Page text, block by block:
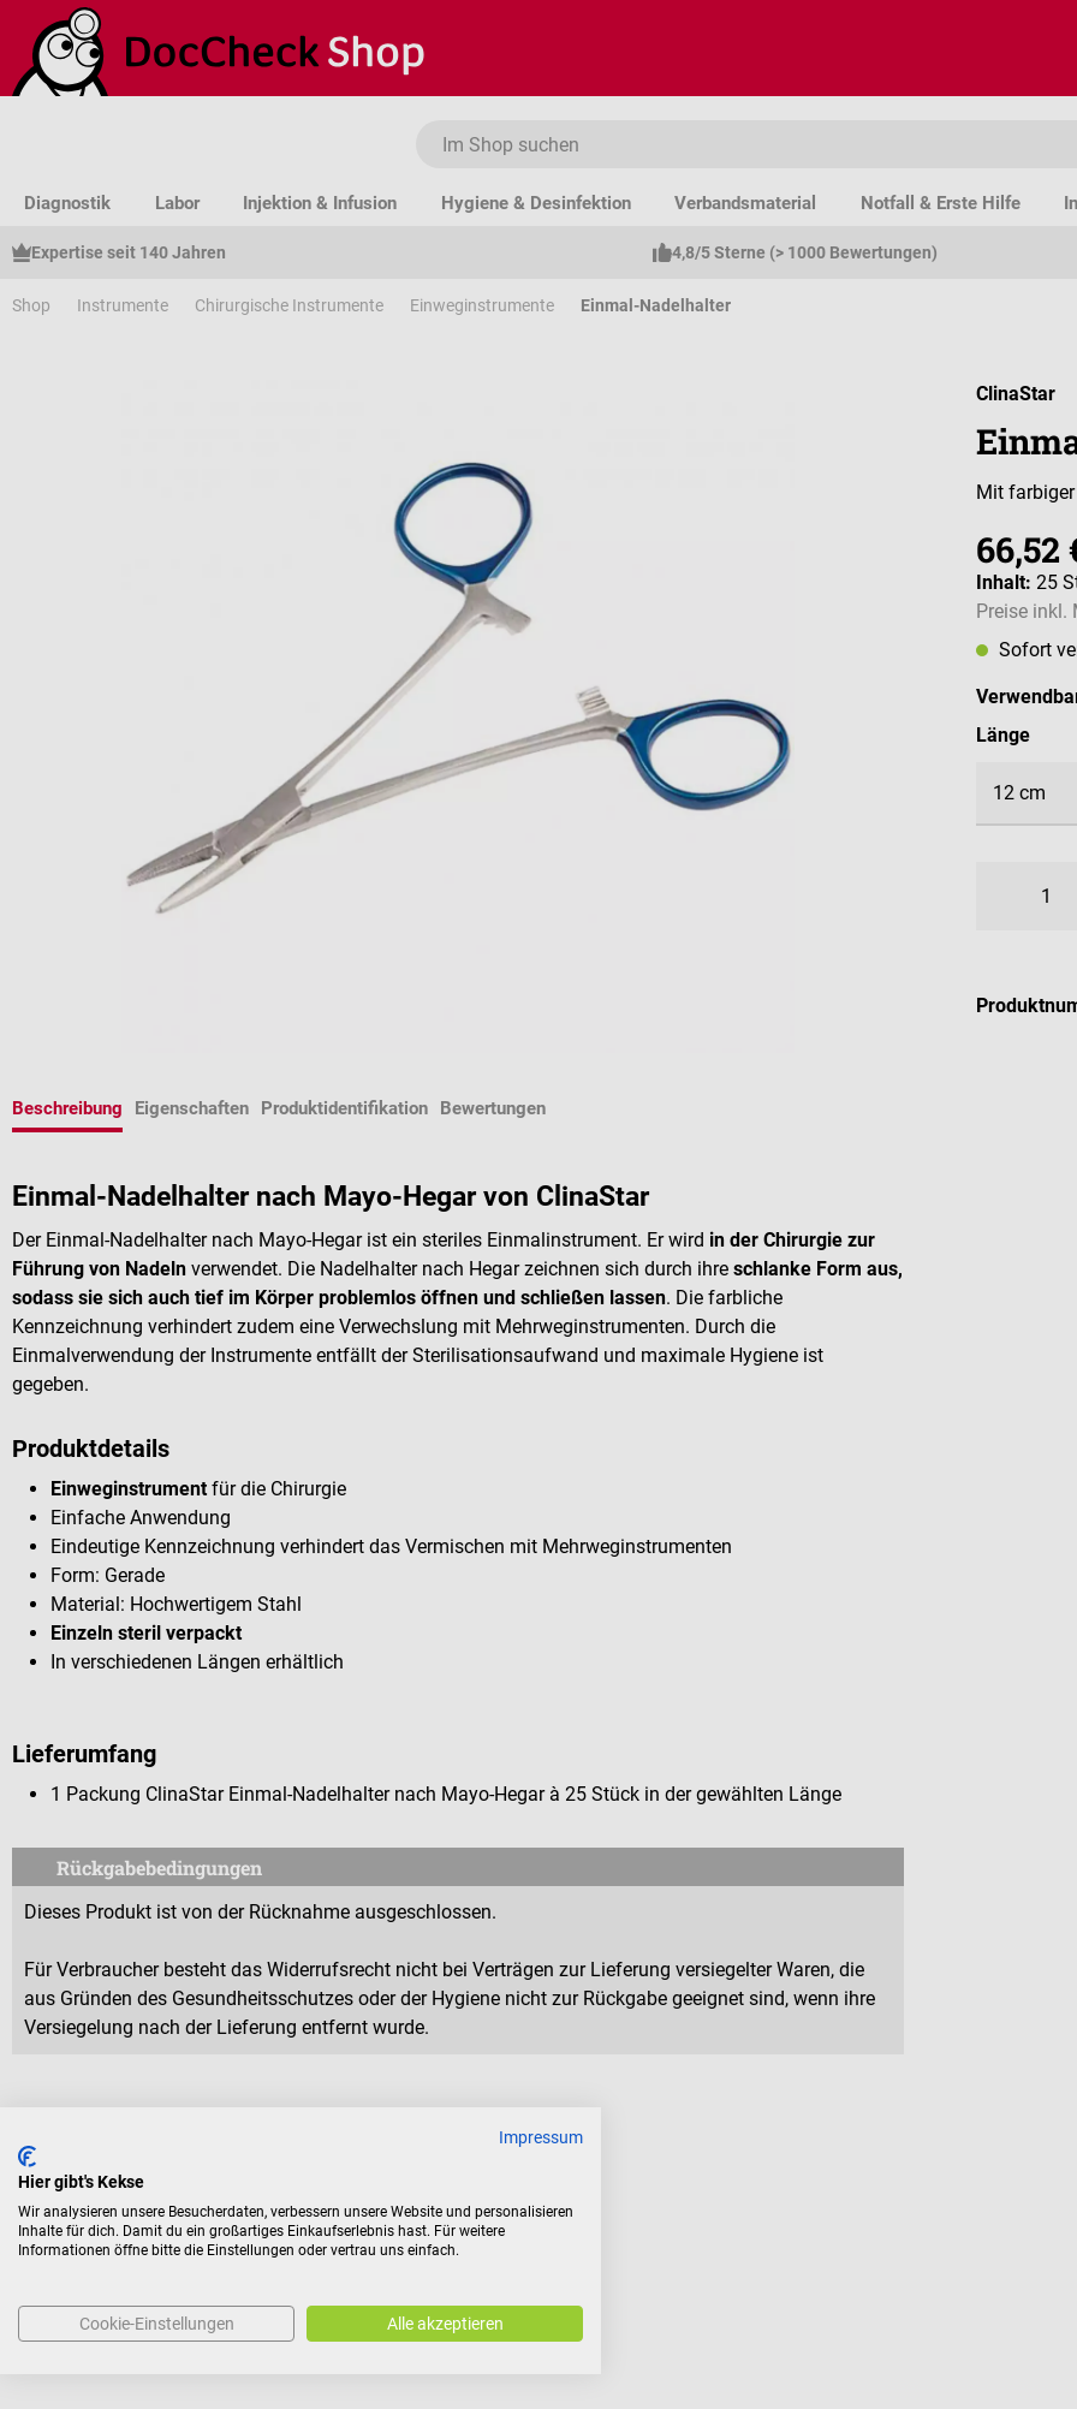
Hauptinhalt springen
Zur Suche springen
Zur Hauptnavigation springen
Diagnostik Labor Injektion & Infusion Hygiene & Desinfektion Verbandsmaterial Notfall & Erste Hilfe
Expertise seit 140 Jahren 4,8/5 Sterne (> 1000 Bewertungen)
Shop Instrumente Chirurgische Instrumente Einweginstrumente Einmal-Nadelhalter
ClinaStar
Mit
66,52
Inhalt:25
Preise inkl.
Sofort
Länge
Beschreibung Eigenschaften Produktidentifikation Bewertungen
Einmal-Nadelhalter nach Mayo-Hegar von ClinaStar
Der Einmal-Nadelhalter nach Mayo-Hegar ist ein steriles Einmalinstrument. Er wird in der Chirurgie zur
Führung von Nadeln verwendet. Die Nadelhalter nach Hegar zeichnen sich durch ihre schlanke Form aus,
sodass sie sich auch tief im Körper problemlos öffnen und schließen lassen. Die farbliche
Kennzeichnung verhindert zudem eine Verwechslung mit Mehrweginstrumenten. Durch die
Einmalverwendung der Instrumente entfällt der Sterilisationsaufwand und maximale Hygiene ist
gegeben.
Produktdetails
Einweginstrument für die Chirurgie
Einfache Anwendung
Eindeutige Kennzeichnung verhindert das Vermischen mit Mehrweginstrumenten
Form: Gerade
Material: Hochwertigem Stahl
Einzeln steril verpackt
In verschiedenen Längen erhältlich
Lieferumfang
1 Packung ClinaStar Einmal-Nadelhalter nach Mayo-Hegar à 25 Stück in der gewählten Länge
Rückgabebedingungen
Dieses Produkt ist von der Rücknahme ausgeschlossen.
Für Verbraucher besteht das Widerrufsrecht nicht bei Verträgen zur Lieferung versiegelter Waren, die
aus Gründen des Gesundheitsschutzes oder der Hygiene nicht zur Rückgabe geeignet sind, wenn ihre
Versiegelung nach der Lieferung entfernt wurde.
Kunden kauften auch
ClinaStar
Steriles Einweginstrument
Impressum
Hier gibt's Kekse
Wir analysieren unsere Besucherdaten, verbessern unsere Website und personalisieren
Inhalte für dich. Damit du ein großartiges Einkaufserlebnis hast. Für weitere
Informationen öffne bitte die Einstellungen oder vertrau uns einfach.
Cookie-Einstellungen Alle akzeptieren